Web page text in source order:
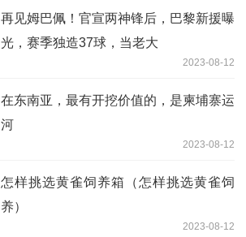
再见姆巴佩！官宣两神锋后，巴黎新援曝
光，赛季独造37球，当老大
2023-08-12
在东南亚，最有开挖价值的，是柬埔寨运
河
2023-08-12
怎样挑选黄雀饲养箱（怎样挑选黄雀饲
养）
2023-08-12